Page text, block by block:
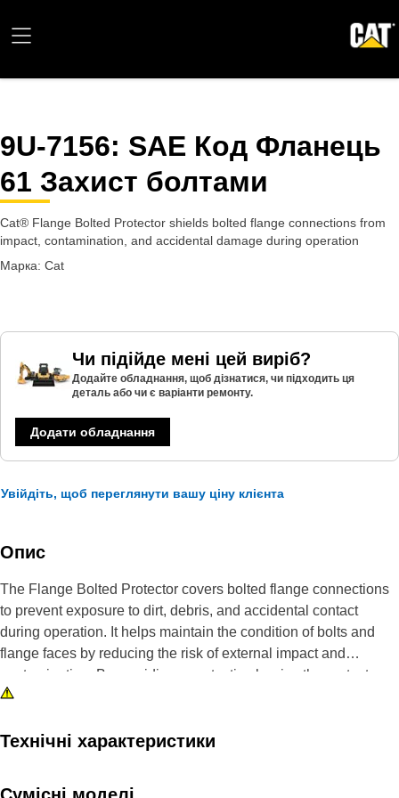
9U-7156: SAE Код Фланець
61 Захист болтами
Cat® Flange Bolted Protector shields bolted flange connections from
impact, contamination, and accidental damage during operation
Марка: Cat
Чи підійде мені цей виріб?
Додайте обладнання, щоб дізнатися, чи підходить ця
деталь або чи є варіанти ремонту.
Додати обладнання
Увійдіть, щоб переглянути вашу ціну клієнта
Опис
The Flange Bolted Protector covers bolted flange connections
to prevent exposure to dirt, debris, and accidental contact
during operation. It helps maintain the condition of bolts and
flange faces by reducing the risk of external impact and
contamination. By providing a protective barrier, the protector
supports secure fastening and reduces the chance of
Технічні характеристики